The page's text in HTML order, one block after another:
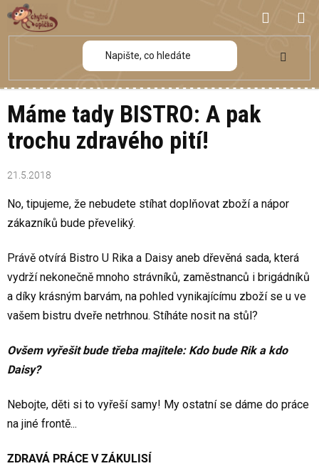
Přejít
na
obsah
KOŠÍK
Máme tady BISTRO: A pak
trochu zdravého pití!
21.5.2018
No, tipujeme, že nebudete stíhat doplňovat zboží a nápor
zákazníků bude převeliký.
Právě otvírá Bistro U Rika a Daisy aneb dřevěná sada, která
vydrží nekonečně mnoho strávníků, zaměstnanců i brigádníků
a díky krásným barvám, na pohled vynikajícímu zboží se u ve
vašem bistru dveře netrhnou. Stíháte nosit na stůl?
Ovšem vyřešit bude třeba majitele: Kdo bude Rik a kdo
Daisy?
Nebojte, děti si to vyřeší samy! My ostatní se dáme do práce
na jiné frontě...
ZDRAVÁ PRÁCE V ZÁKULISÍ